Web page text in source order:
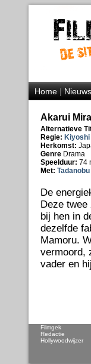
Home|Nieuws
Akarui
Alternatieve
Regie:
Herkomst:
Genre Drama
Speelduur: 74
Met:
De
Deze
bij hen in
dezelfde
Mamoru.
vermoord,
vader en
Filmgek
Redactie
Hollywoodwijzer